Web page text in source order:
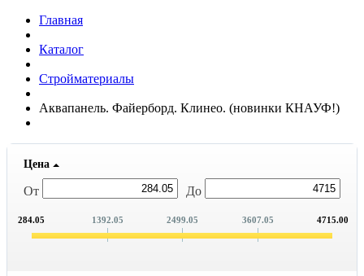
Главная
Каталог
Стройматериалы
Аквапанель. Файерборд. Клинео. (новинки КНАУФ!)
Цена
От До
284.05 1392.05 2499.05 3607.05 4715.00